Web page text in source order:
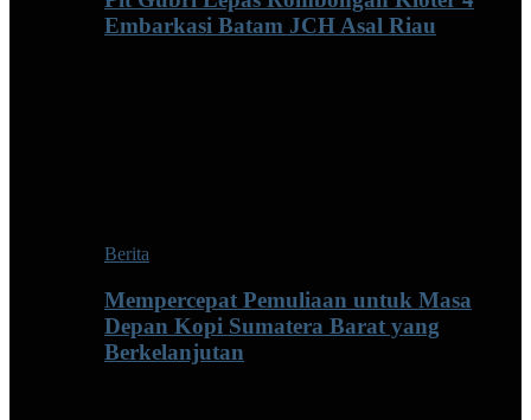
Embarkasi Batam JCH Asal Riau
Berita
Mempercepat Pemuliaan untuk Masa
Depan Kopi Sumatera Barat yang
Berkelanjutan